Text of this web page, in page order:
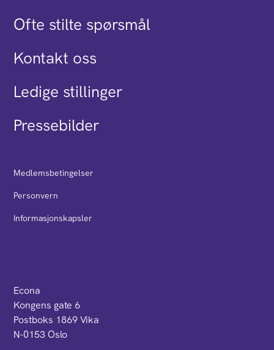
Ofte stilte spørsmål
Kontakt oss
Ledige stillinger
Pressebilder
Medlemsbetingelser
Personvern
Informasjonskapsler
Econa
Kongens gate 6
Postboks 1869 Vika
N-0153 Oslo